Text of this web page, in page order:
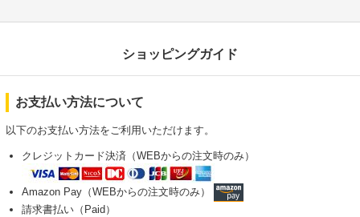
ショッピングガイド
お支払い方法について
以下のお支払い方法をご利用いただけます。
クレジットカード決済（WEBからの注文時のみ）
Amazon Pay（WEBからの注文時のみ）
請求書払い（Paid）